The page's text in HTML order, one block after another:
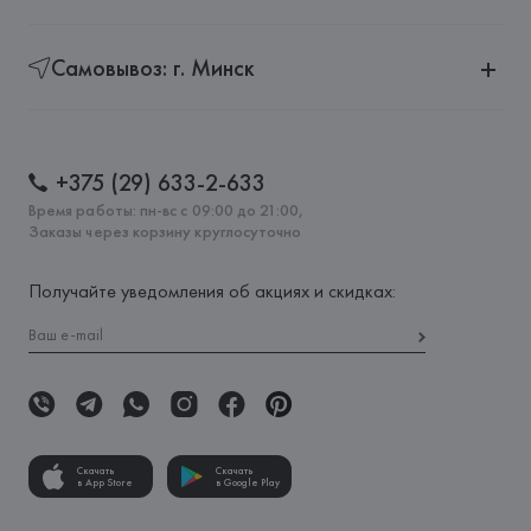
Самовывоз: г. Минск
+375 (29) 633-2-633
Время работы: пн-вс с 09:00 до 21:00,
Заказы через корзину круглосуточно
Получайте уведомления об акциях и скидках:
Скачать
в App Store
Скачать
в Google Play